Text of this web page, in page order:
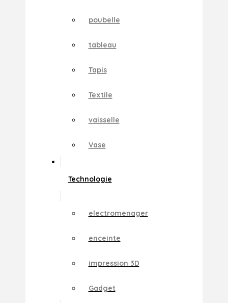
poubelle
tableau
Tapis
Textile
vaisselle
Vase
Technologie
electromenager
enceinte
impression 3D
Gadget